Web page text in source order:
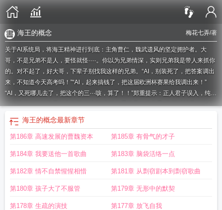
梅花七弄/著
海王的概念
关于AI系统局，将海王精神进行到底：主角曹仁，魏武遗风的坚定拥护者。大
哥，不是兄弟不是人，要怪就怪····。你以为兄弟情深，实则兄弟我是带人来抓你
的。对不起了，好大哥，下辈子别找我这样的兄弟。“AI，别装死了，把答案调出
来，不知道今天高考吗！”“AI，起来搞钱了，把这届欧洲杯赛果给我调出来！”
“AI，又死哪儿去了，把这个的三···咳，算了！！”郑重提示：正人君子误入，纯爱
战士绕行，钢铁直男别点海王的精力海王的爱情是什么意思海王精神是什么意
海王cs 海王 约 海王在爱情中什么意思
的精神
思海王精神语录海王要素海王言论 海王讲解海王cp海王能力是啥
海王的概念最新章节
第186章 高速发展的曹魏资本 第185章 有骨气的才子
第184章 我要送他一首歌曲 第183章 脑袋活络一点
第182章 情不自禁惺惺相惜 第181章 从剽窃剧本到剽窃歌曲
第180章 孩子大了不服管 第179章 无形中的默契
第178章 生疏的演技 第177章 放飞自我